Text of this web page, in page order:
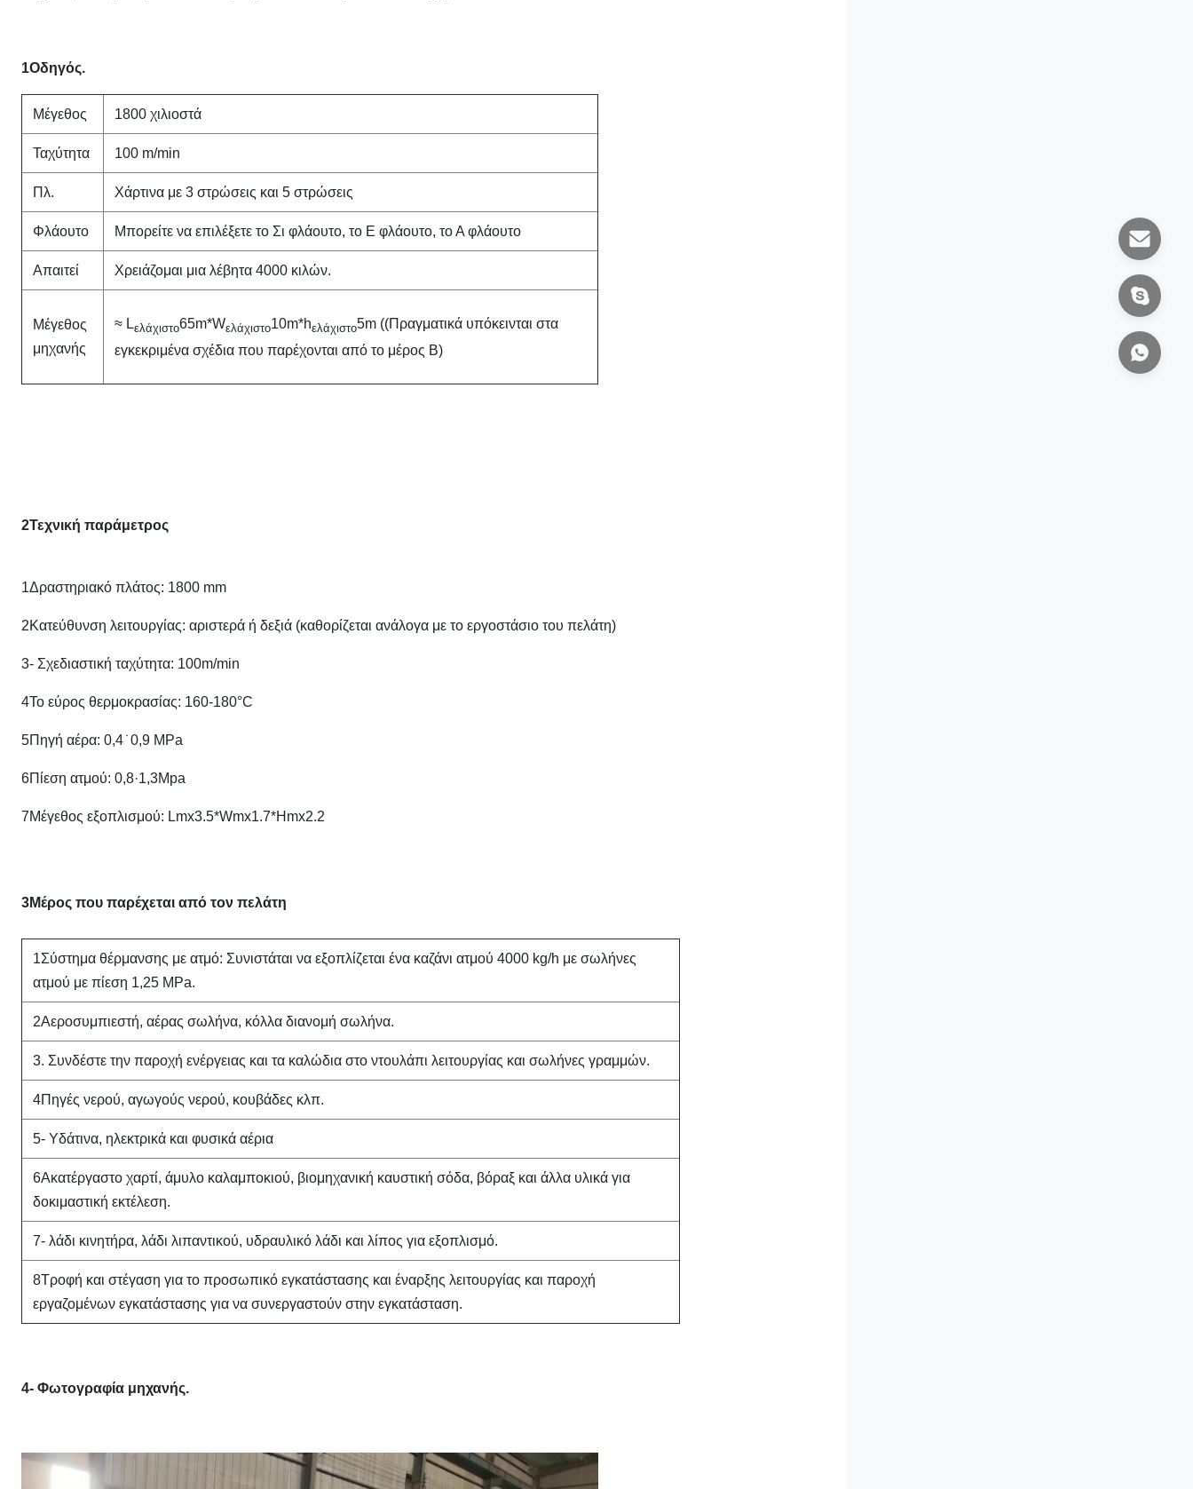
1Οδηγός.
Μέγεθος 1800 χιλιοστά
Ταχύτητα 100 m/min
Πλ. Χάρτινα με 3 στρώσεις και 5 στρώσεις
Φλάουτο Μπορείτε να επιλέξετε το Σι φλάουτο, το Ε φλάουτο, το Α φλάουτο
Απαιτεί Χρειάζομαι μια λέβητα 4000 κιλών.
Μέγεθος
μηχανής
≈ Lελάχιστο65m*Wελάχιστο10m*hελάχιστο5m ((Πραγματικά υπόκεινται στα
εγκεκριμένα σχέδια που παρέχονται από το μέρος Β)
2Τεχνική παράμετρος
1Δραστηριακό πλάτος: 1800 mm
2Κατεύθυνση λειτουργίας: αριστερά ή δεξιά (καθορίζεται ανάλογα με το εργοστάσιο του πελάτη)
3- Σχεδιαστική ταχύτητα: 100m/min
4Το εύρος θερμοκρασίας: 160-180°C
5Πηγή αέρα: 0,4 ̇ 0,9 MPa
6Πίεση ατμού: 0,8·1,3Mpa
7Μέγεθος εξοπλισμού: Lmx3.5*Wmx1.7*Hmx2.2
3Μέρος που παρέχεται από τον πελάτη
1Σύστημα θέρμανσης με ατμό: Συνιστάται να εξοπλίζεται ένα καζάνι ατμού 4000 kg/h με σωλήνες
ατμού με πίεση 1,25 MPa.
2Αεροσυμπιεστή, αέρας σωλήνα, κόλλα διανομή σωλήνα.
3. Συνδέστε την παροχή ενέργειας και τα καλώδια στο ντουλάπι λειτουργίας και σωλήνες γραμμών.
4Πηγές νερού, αγωγούς νερού, κουβάδες κλπ.
5- Υδάτινα, ηλεκτρικά και φυσικά αέρια
6Ακατέργαστο χαρτί, άμυλο καλαμποκιού, βιομηχανική καυστική σόδα, βόραξ και άλλα υλικά για
δοκιμαστική εκτέλεση.
7- λάδι κινητήρα, λάδι λιπαντικού, υδραυλικό λάδι και λίπος για εξοπλισμό.
8Τροφή και στέγαση για το προσωπικό εγκατάστασης και έναρξης λειτουργίας και παροχή
εργαζομένων εγκατάστασης για να συνεργαστούν στην εγκατάσταση.
4- Φωτογραφία μηχανής.